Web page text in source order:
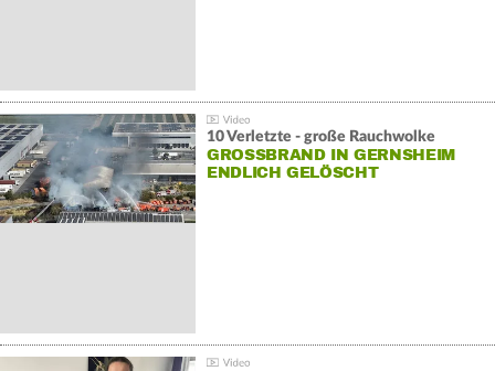
10 Verletzte - große Rauchwolke
GROSSBRAND IN GERNSHEIM E
NDLICH GELÖSCHT